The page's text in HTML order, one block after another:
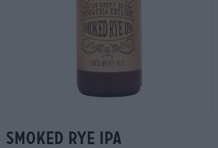
smoked rye ipa